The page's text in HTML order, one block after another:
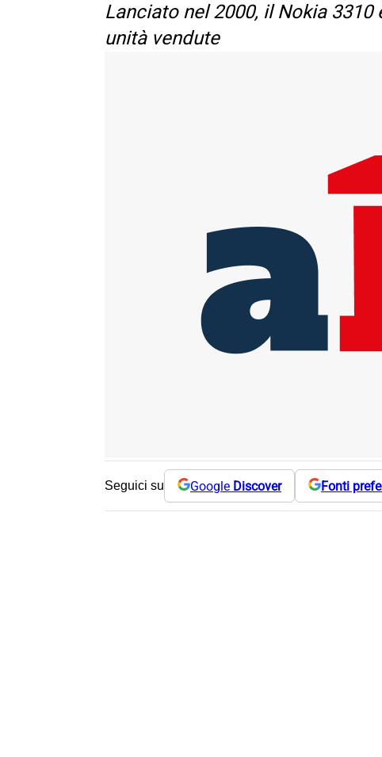
Lanciato nel 2000, il Nokia
unità vendute
Seguici su Google Discover Fonti